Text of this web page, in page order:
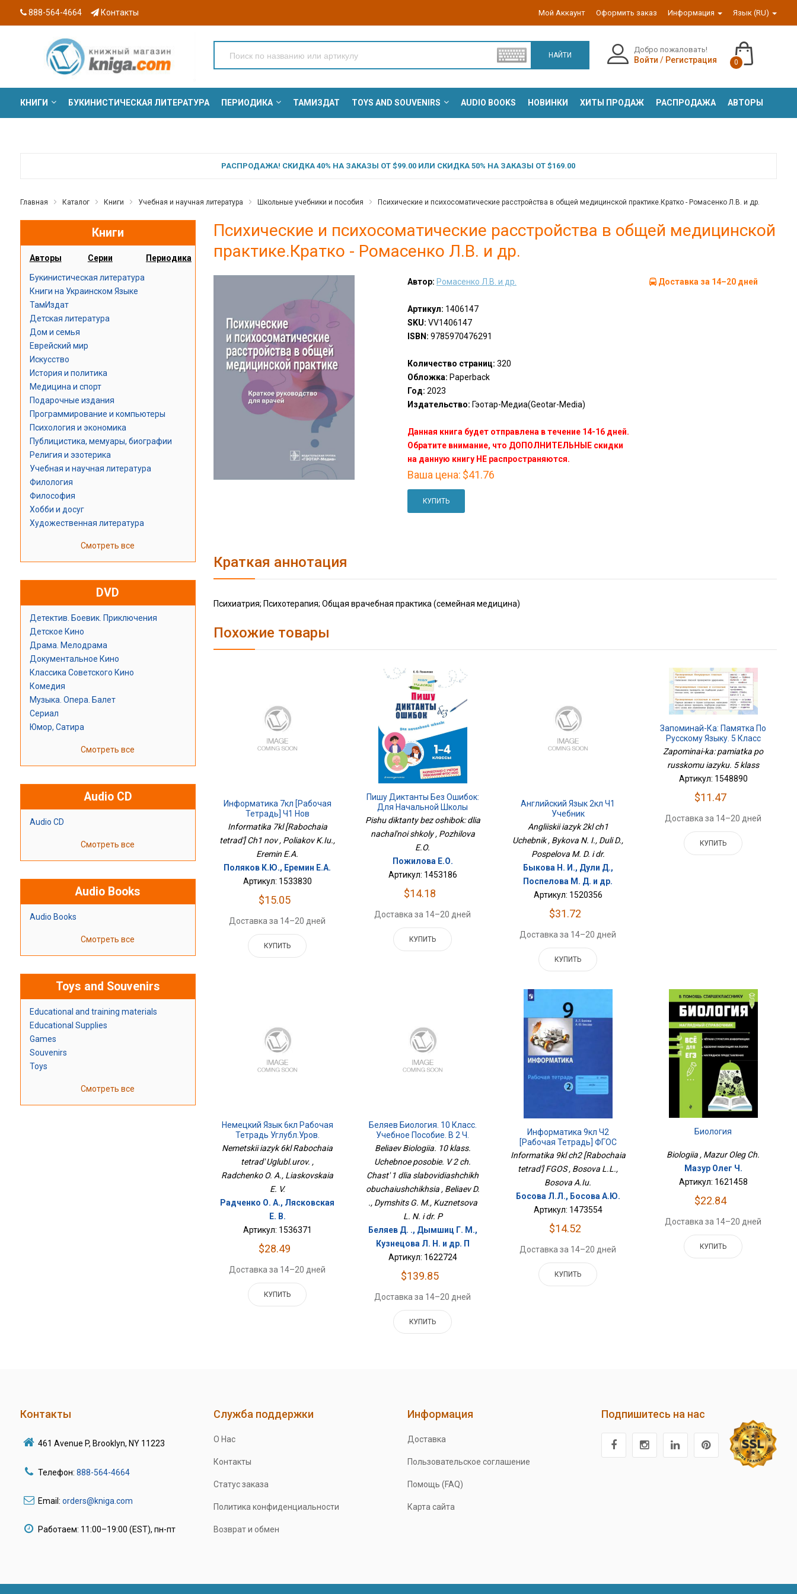
888-564-4664 Контакты Мой Аккаунт Оформить заказ Информация Язык (RU)
НАЙТИ
Добро пожаловать!
Войти / Регистрация 0
КНИГИ БУКИНИСТИЧЕСКАЯ ЛИТЕРАТУРА ПЕРИОДИКА ТАМИЗДАТ TOYS AND SOUVENIRS AUDIO BOOKS НОВИНКИ ХИТЫ ПРОДАЖ РАСПРОДАЖА АВТОРЫ
РАСПРОДАЖА! СКИДКА 40% НА ЗАКАЗЫ ОТ $99.00 ИЛИ СКИДКА 50% НА ЗАКАЗЫ ОТ $169.00
Главная Каталог Книги Учебная и научная литература Школьные учебники и пособия Психические и психосоматические расстройства в общей медицинской практике.Кратко - Ромасенко Л.В. и др.
Книги
Авторы Серии Периодика
Букинистическая литература
Книги на Украинском Языке
ТамИздат
Детская литература
Дом и семья
Еврейский мир
Искусство
История и политика
Медицина и спорт
Подарочные издания
Программирование и компьютеры
Психология и экономика
Публицистика, мемуары, биографии
Религия и эзотерика
Учебная и научная литература
Филология
Философия
Хобби и досуг
Художественная литература
Смотреть все
DVD
Детектив. Боевик. Приключения
Детское Кино
Драма. Мелодрама
Документальное Кино
Классика Советского Кино
Комедия
Музыка. Опера. Балет
Сериал
Юмор, Сатира
Смотреть все
Audio CD
Audio CD
Смотреть все
Audio Books
Audio Books
Смотреть все
Toys and Souvenirs
Educational and training materials
Educational Supplies
Games
Souvenirs
Toys
Смотреть все
Психические и психосоматические расстройства в общей медицинской
практике.Кратко - Ромасенко Л.В. и др.
Автор: Ромасенко Л.В. и др.
Артикул: 1406147
SKU: VV1406147
ISBN: 9785970476291
Количество страниц: 320
Обложка: Paperback
Год: 2023
Издательство: Гэотар-Медиа(Geotar-Media)
Данная книга будет отправлена в течение 14-16 дней.
Обратите внимание, что ДОПОЛНИТЕЛЬНЫЕ скидки
на данную книгу НЕ распространяются.
Ваша цена: $41.76
КУПИТЬ
Доставка за 14–20 дней
Краткая аннотация
Психиатрия; Психотерапия; Общая врачебная практика (семейная медицина)
Похожие товары
Информатика 7кл [Рабочая
Тетрадь] Ч1 Нов
Informatika 7kl [Rabochaia
tetrad'] Ch1 nov , Poliakov K.Iu.,
Eremin E.A.
Поляков К.Ю., Еремин Е.А.
Артикул: 1533830
$15.05
Доставка за 14–20 дней
КУПИТЬ
Пишу Диктанты Без Ошибок:
Для Начальной Школы
Pishu diktanty bez oshibok: dlia
nachal'noi shkoly , Pozhilova
E.O.
Пожилова Е.О.
Артикул: 1453186
$14.18
Доставка за 14–20 дней
КУПИТЬ
Английский Язык 2кл Ч1
Учебник
Angliiskii iazyk 2kl ch1
Uchebnik , Bykova N. I., Duli D.,
Pospelova M. D. i dr.
Быкова Н. И., Дули Д.,
Поспелова М. Д. и др.
Артикул: 1520356
$31.72
Доставка за 14–20 дней
КУПИТЬ
Запоминай-Ка: Памятка По
Русскому Языку. 5 Класс
Zapominai-ka: pamiatka po
russkomu iazyku. 5 klass
Артикул: 1548890
$11.47
Доставка за 14–20 дней
КУПИТЬ
Немецкий Язык 6кл Рабочая
Тетрадь Углубл.уров.
Nemetskii iazyk 6kl Rabochaia
tetrad' Uglubl.urov. ,
Radchenko O. A., Liaskovskaia
E. V.
Радченко О. А., Лясковская
Е. В.
Артикул: 1536371
$28.49
Доставка за 14–20 дней
КУПИТЬ
Беляев Биология. 10 Класс.
Учебное Пособие. В 2 Ч.
Часть 1 Для Слабовидящих
Обучающихся
Beliaev Biologiia. 10 klass.
Uchebnoe posobie. V 2 ch.
Chast' 1 dlia slabovidiashchikh
obuchaiushchikhsia , Beliaev D.
., Dymshits G. M., Kuznetsova
L. N. i dr. P
Беляев Д. ., Дымшиц Г. М.,
Кузнецова Л. Н. и др. П
Артикул: 1622724
$139.85
Доставка за 14–20 дней
КУПИТЬ
Информатика 9кл Ч2
[Рабочая Тетрадь] ФГОС
Informatika 9kl ch2 [Rabochaia
tetrad'] FGOS , Bosova L.L.,
Bosova A.Iu.
Босова Л.Л., Босова А.Ю.
Артикул: 1473554
$14.52
Доставка за 14–20 дней
КУПИТЬ
Биология
Biologiia , Mazur Oleg Ch.
Мазур Олег Ч.
Артикул: 1621458
$22.84
Доставка за 14–20 дней
КУПИТЬ
Контакты
461 Avenue P, Brooklyn, NY 11223
Телефон: 888-564-4664
Email: orders@kniga.com
Работаем: 11:00–19:00 (EST), пн-пт
Служба поддержки
О Нас
Контакты
Статус заказа
Политика конфиденциальности
Возврат и обмен
Информация
Доставка
Пользовательское соглашение
Помощь (FAQ)
Карта сайта
Подпишитесь на нас